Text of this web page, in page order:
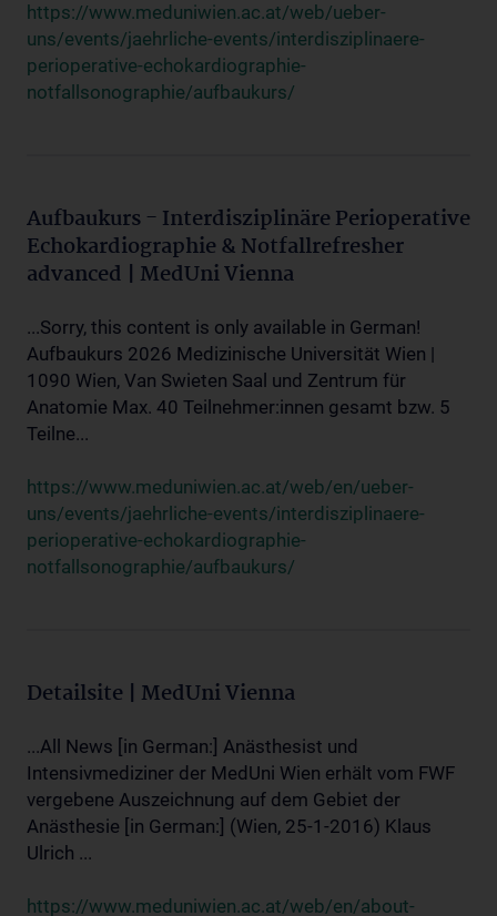
https://www.meduniwien.ac.at/web/ueber-
uns/events/jaehrliche-events/interdisziplinaere-
perioperative-echokardiographie-
notfallsonographie/aufbaukurs/
Aufbaukurs - Interdisziplinäre Perioperative
Echokardiographie & Notfallrefresher
advanced | MedUni Vienna
...Sorry, this content is only available in German!
Aufbaukurs 2026 Medizinische Universität Wien |
1090 Wien, Van Swieten Saal und Zentrum für
Anatomie Max. 40 Teilnehmer:innen gesamt bzw. 5
Teilne...
https://www.meduniwien.ac.at/web/en/ueber-
uns/events/jaehrliche-events/interdisziplinaere-
perioperative-echokardiographie-
notfallsonographie/aufbaukurs/
Detailsite | MedUni Vienna
...All News [in German:] Anästhesist und
Intensivmediziner der MedUni Wien erhält vom FWF
vergebene Auszeichnung auf dem Gebiet der
Anästhesie [in German:] (Wien, 25-1-2016) Klaus
Ulrich ...
https://www.meduniwien.ac.at/web/en/about-